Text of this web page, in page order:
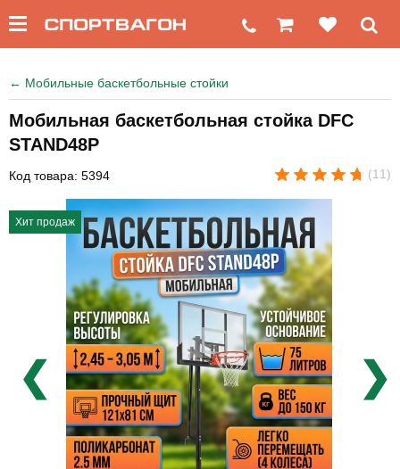
← Мобильные баскетбольные стойки
Мобильная баскетбольная стойка DFC
STAND48P
Код товара: 5394 (11)
Хит продаж
❮ ❯